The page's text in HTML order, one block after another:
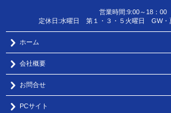
営業時間:9:00～18：00
定休日:水曜日 第１・３・５火曜日 GW・
ホーム
会社概要
お問合せ
PCサイト